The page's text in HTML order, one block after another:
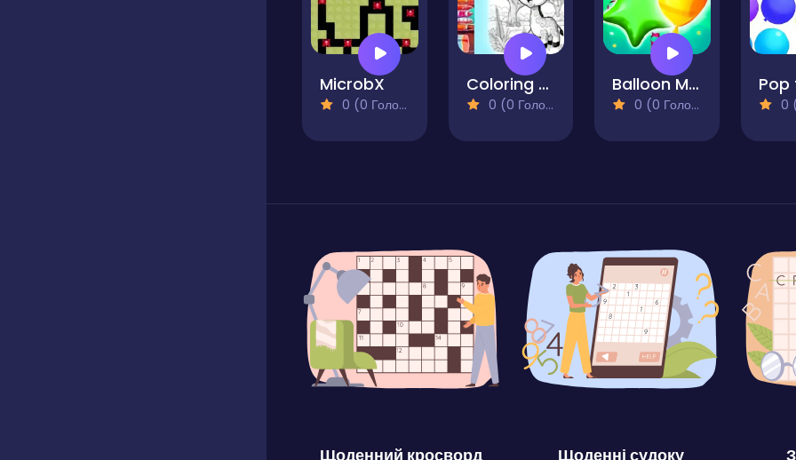
MicrobX
0 (0 Голосів)
Coloring book cute animals
0 (0 Голосів)
Balloon Match Color Match
0 (0 Голосів) 0
Щоденний кросворд Щоденні судоку